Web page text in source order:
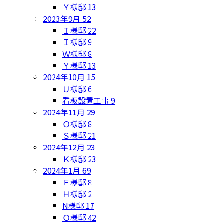
Ｙ様邸 13
2023年9月 52
Ｉ様邸 22
Ｉ様邸9
Ｗ様邸8
Ｙ様邸 13
2024年10月 15
Ｕ様邸6
看板設置工事9
2024年11月 29
Ｏ様邸8
Ｓ様邸 21
2024年12月 23
Ｋ様邸 23
2024年1月 69
Ｅ様邸8
Ｈ様邸 2
N様邸 17
Ｏ様邸42